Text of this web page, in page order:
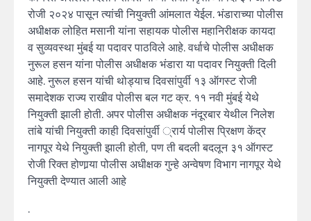
रोजी २०२४ पासून त्यांची नियुक्ती आंमलात येईल. भंडाराच्या पोलीस
अधीक्षक लोहित मसानी यांना सहायक पोलीस महानिरीक्षक कायदा
व सुव्यवस्था मुंबई या पदावर पाठविले आहे. वर्धाचे पोलीस अधीक्षक
नुरूल हसन यांना पोलीस अधीक्षक भंडारा या पदावर नियुक्ती दिली
आहे. नुरूल हसन यांची थोड्याच दिवसांपुर्वी १३ ऑगस्ट रोजी
समादेशक राज्य राखीव पोलीस बल गट क्र. ११ नवी मुंबई येथे
नियुक्ती झाली होती. अपर पोलीस अधीक्षक नंदूरबार येथील निलेश
तांबे यांची नियुक्ती काही दिवसांपुर्वी ्रार्य पोलीस प्रिक्षण केंद्र
नागपूर येथे नियुक्ती झाली होती, पण ती बदली बदलून ३१ ऑगस्ट
रोजी रिक्त होणार्‍या पोलीस अधीक्षक गुन्हे अन्वेषण विभाग नागपूर येथे
नियुक्ती देण्यात आली आहे
.